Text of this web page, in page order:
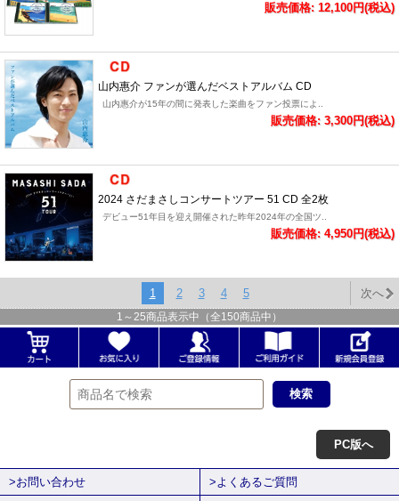
販売価格: 12,100円(税込)
山内惠介 ファンが選んだベストアルバム CD
山内惠介が15年の間に発表した楽曲をファン投票によ..
販売価格: 3,300円(税込)
2024 さだまさしコンサートツアー 51 CD 全2枚
デビュー51年目を迎え開催された昨年2024年の全国ツ..
販売価格: 4,950円(税込)
1 2 3 4 5 次へ
1 ～ 25商品表示中（全150商品中）
PC版へ
>お問い合わせ >よくあるご質問